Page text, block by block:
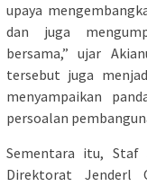
upaya
dan juga
bersama,” ujar
tersebut juga
menyampaikan
persoalan
Sementara itu, Staf
Direktorat Jenderl